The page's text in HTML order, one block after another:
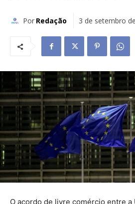
Por Redação 3 de setembro
O acordo de livre comércio entre a